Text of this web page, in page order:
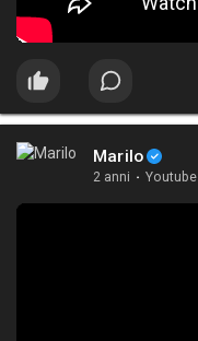
Marilo
2 anni · Youtube